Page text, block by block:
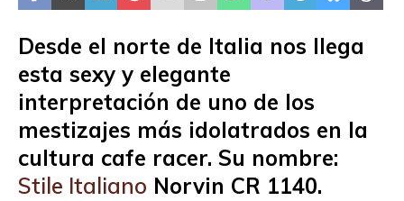
Desde el norte de Italia nos llega
esta sexy y elegante
interpretación de uno de los
mestizajes más idolatrados en la
cultura cafe racer. Su nombre:
Stile Italiano Norvin CR 1140.